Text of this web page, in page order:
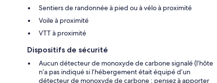
Sentiers de randonnée à pied ou à vélo à proximité
Voile à proximité
VTT à proximité
Dispositifs de sécurité
Aucun détecteur de monoxyde de carbone signalé (l’hôte
n’a pas indiqué si l’hébergement était équipé d’un
détecteur de monoxyde de carbone ; pensez à apporter